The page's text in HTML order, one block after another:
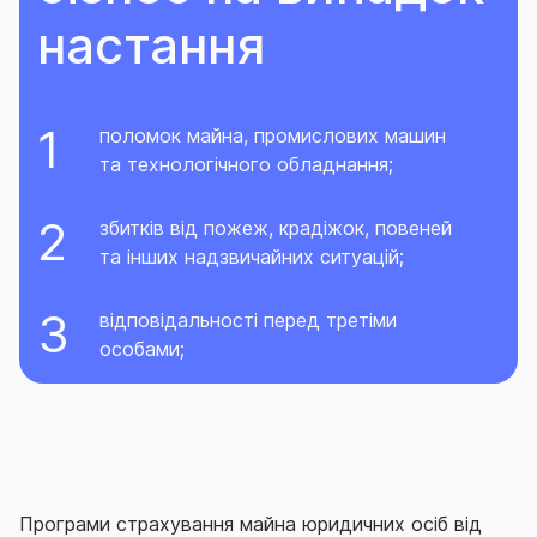
настання
поломок майна, промислових машин
та технологічного обладнання;
збитків від пожеж, крадіжок, повеней
та інших надзвичайних ситуацій;
відповідальності перед третіми
особами;
Програми страхування майна юридичних осіб від